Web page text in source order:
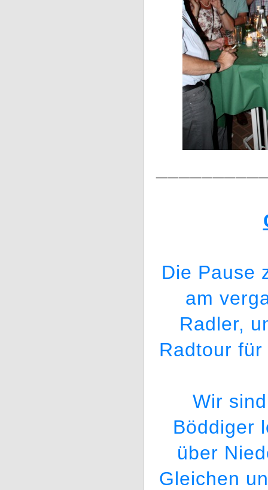
Die Pause
am
Radler,
Radtour
Wir
Böddiger
über
Gleichen